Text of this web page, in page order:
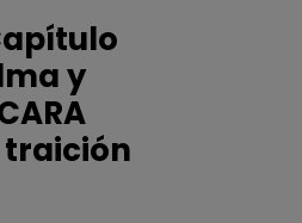
y
traición